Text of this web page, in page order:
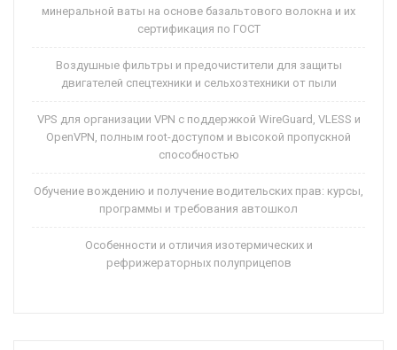
минеральной ваты на основе базальтового волокна и их
сертификация по ГОСТ
Воздушные фильтры и предочистители для защиты
двигателей спецтехники и сельхозтехники от пыли
VPS для организации VPN с поддержкой WireGuard, VLESS и
OpenVPN, полным root-доступом и высокой пропускной
способностью
Обучение вождению и получение водительских прав: курсы,
программы и требования автошкол
Особенности и отличия изотермических и
рефрижераторных полуприцепов